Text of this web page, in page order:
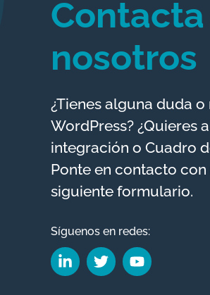
nosotros
¿Tienes alguna duda
WordPress? ¿Quieres
integración o Cuadro
Ponte en contacto
siguiente formulario.
Síguenos en redes: